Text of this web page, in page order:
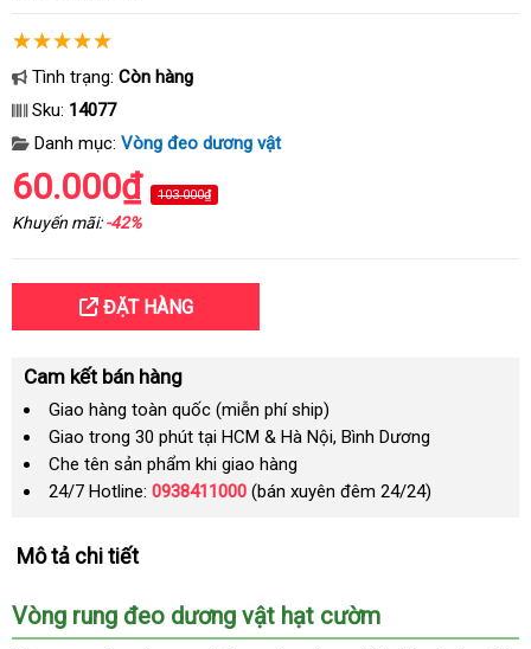
Tình trạng: Còn hàng
Sku: 14077
Danh mục: Vòng đeo dương vật
60.000₫ 103.000₫
Khuyến mãi:-42%
ĐẶT HÀNG
Cam kết bán hàng
Giao hàng toàn quốc (miễn phí ship)
Giao trong 30 phút tại HCM & Hà Nội, Bình Dương
Che tên sản phẩm khi giao hàng
24/7 Hotline: 0938411000 (bán xuyên đêm 24/24)
Mô tả chi tiết
Vòng rung đeo dương vật hạt cườm